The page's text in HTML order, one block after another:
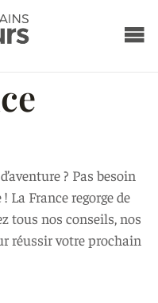
? Pas besoin
La France regorge de
tous nos conseils, nos
réussir votre prochain